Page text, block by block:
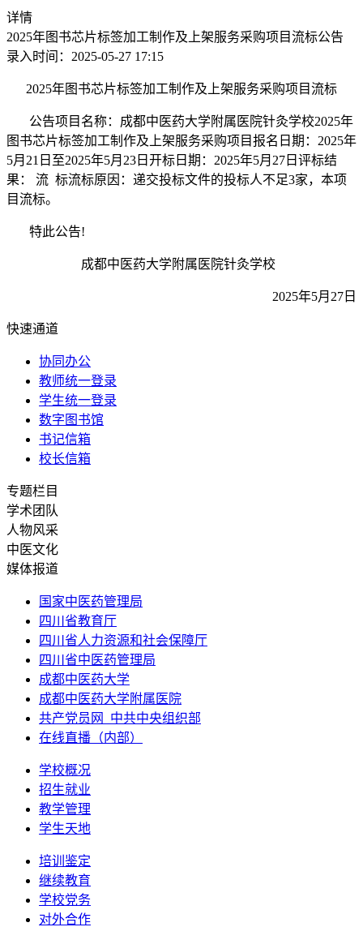
详情
2025年图书芯片标签加工制作及上架服务采购项目流标公告
录入时间：2025-05-27 17:15
2025年图书芯片标签加工制作及上架服务采购项目流标
公告项目名称：成都中医药大学附属医院针灸学校2025年
图书芯片标签加工制作及上架服务采购项目报名日期：2025年
5月21日至2025年5月23日开标日期：2025年5月27日评标结
果： 流 标流标原因：递交投标文件的投标人不足3家，本项
目流标。
特此公告!
成都中医药大学附属医院针灸学校
2025年5月27日
快速通道
协同办公
教师统一登录
学生统一登录
数字图书馆
书记信箱
校长信箱
专题栏目
学术团队
人物风采
中医文化
媒体报道
国家中医药管理局
四川省教育厅
四川省人力资源和社会保障厅
四川省中医药管理局
成都中医药大学
成都中医药大学附属医院
共产党员网_中共中央组织部
在线直播（内部）
学校概况
招生就业
教学管理
学生天地
培训鉴定
继续教育
学校党务
对外合作